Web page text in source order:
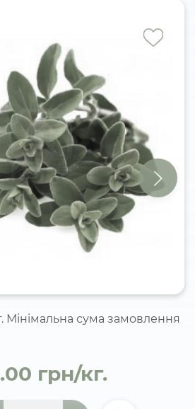
Мінімальна сума замовлення
грн/кг.